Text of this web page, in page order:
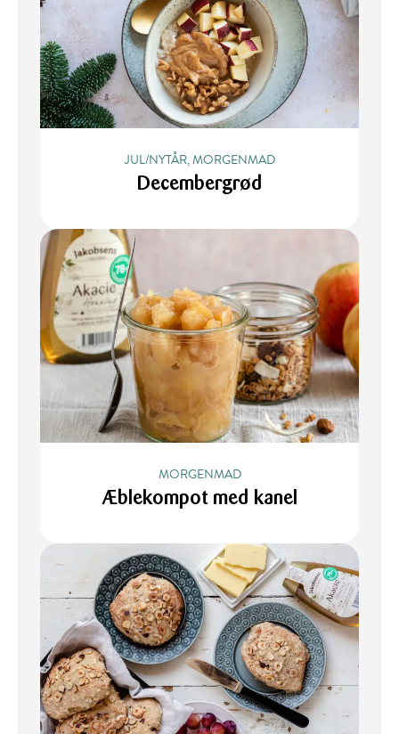
JUL/NYTÅR, MORGENMAD
Decembergrød
MORGENMAD
Æblekompot med kanel